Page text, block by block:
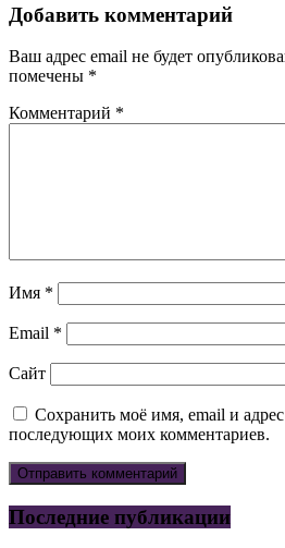
Добавить комментарий
Ваш адрес email не будет
помечены *
Комментарий *
Имя *
Email *
Сайт
Сохранить моё имя, email и адрес
последующих моих комментариев.
Последние публикации